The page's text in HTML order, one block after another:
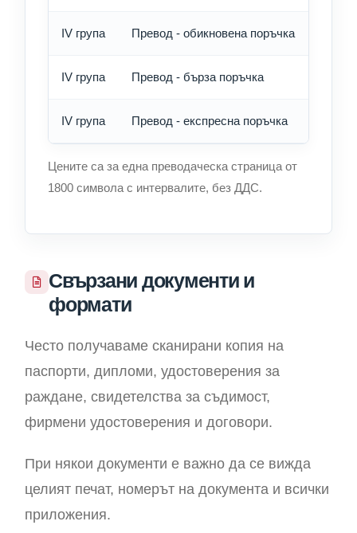
IV група Превод - обикновена поръчка
IV група Превод - бърза поръчка
IV група Превод - експресна поръчка
Цените са за една преводаческа страница от
1800 символа с интервалите, без ДДС.
Свързани документи и
формати
Често получаваме сканирани копия на
паспорти, дипломи, удостоверения за
раждане, свидетелства за съдимост,
фирмени удостоверения и договори.
При някои документи е важно да се вижда
целият печат, номерът на документа и всички
приложения.